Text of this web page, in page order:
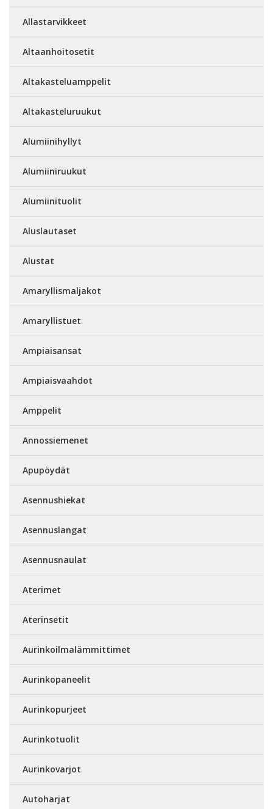
Allastarvikkeet
Altaanhoitosetit
Altakasteluamppelit
Altakasteluruukut
Alumiinihyllyt
Alumiiniruukut
Alumiinituolit
Aluslautaset
Alustat
Amaryllismaljakot
Amaryllistuet
Ampiaisansat
Ampiaisvaahdot
Amppelit
Annossiemenet
Apupöydät
Asennushiekat
Asennuslangat
Asennusnaulat
Aterimet
Aterinsetit
Aurinkoilmalämmittimet
Aurinkopaneelit
Aurinkopurjeet
Aurinkotuolit
Aurinkovarjot
Autoharjat